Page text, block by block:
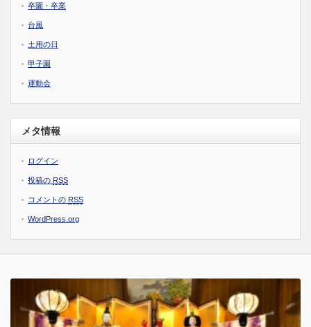
卒園・卒業
台風
土用の日
甲子園
運動会
メタ情報
ログイン
投稿の RSS
コメントの RSS
WordPress.org